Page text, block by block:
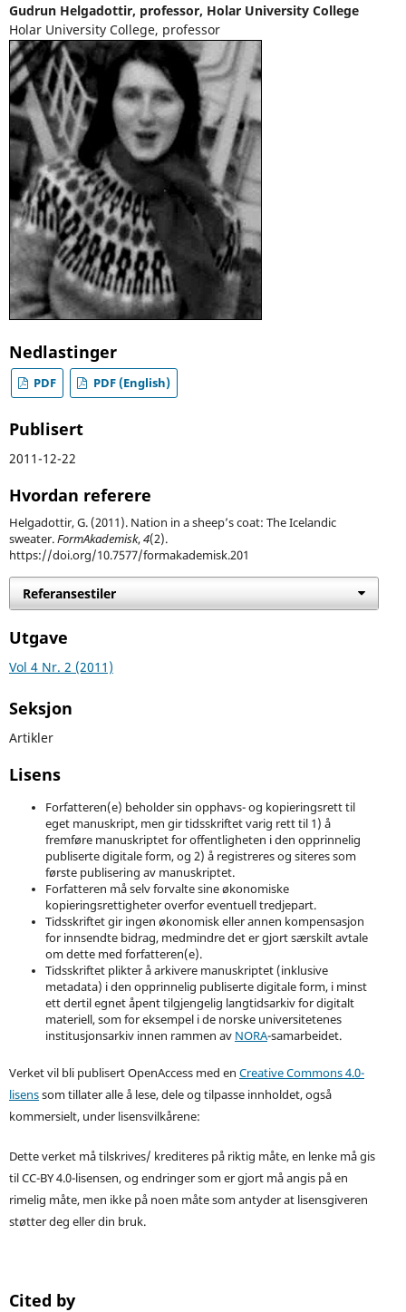
Gudrun Helgadottir, professor, Holar University College
Holar University College, professor
Nedlastinger
PDF PDF (English)
Publisert
2011-12-22
Hvordan referere
Helgadottir, G. (2011). Nation in a sheep’s coat: The Icelandic
sweater.FormAkademisk,4(2).
https://doi.org/10.7577/formakademisk.201
Referansestiler
Utgave
Vol 4 Nr. 2 (2011)
Seksjon
Artikler
Lisens
Forfatteren(e) beholder sin opphavs- og kopieringsrett til
eget manuskript, men gir tidsskriftet varig rett til 1) å
fremføre manuskriptet for offentligheten i den opprinnelig
publiserte digitale form, og 2) å registreres og siteres som
første publisering av manuskriptet.
Forfatteren må selv forvalte sine økonomiske
kopieringsrettigheter overfor eventuell tredjepart.
Tidsskriftet gir ingen økonomisk eller annen kompensasjon
for innsendte bidrag, medmindre det er gjort særskilt avtale
om dette med forfatteren(e).
Tidsskriftet plikter å arkivere manuskriptet (inklusive
metadata) i den opprinnelig publiserte digitale form, i minst
ett dertil egnet åpent tilgjengelig langtidsarkiv for digitalt
materiell, som for eksempel i de norske universitetenes
institusjonsarkiv innen rammen av NORA-samarbeidet.
Verket vil bli publisert OpenAccess med en Creative Commons 4.0-
lisenssom tillater alle å lese, dele og tilpasse innholdet, også
kommersielt, under lisensvilkårene:
Dette verket må tilskrives/ krediteres på riktig måte, en lenke må gis
til CC-BY 4.0-lisensen, og endringer som er gjort må angis på en
rimelig måte, men ikke på noen måte som antyder at lisensgiveren
støtter deg eller din bruk.
Cited by